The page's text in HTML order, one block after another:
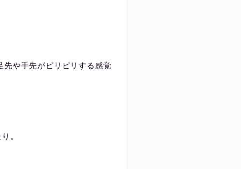
先や手先がピリピリする感覚
。